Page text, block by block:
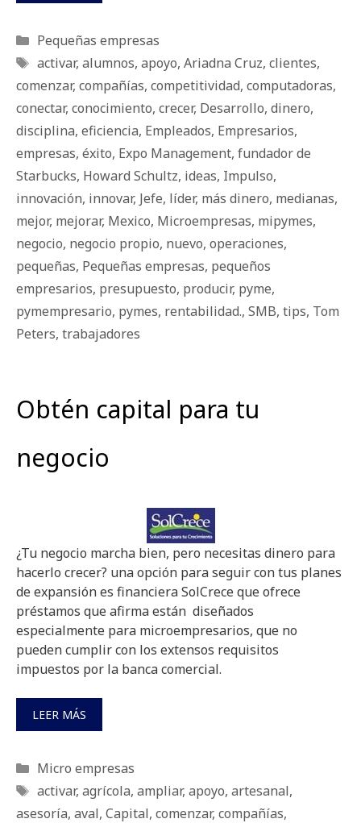
Categorías
Pequeñas empresas
Etiquetas
activar, alumnos, apoyo, Ariadna Cruz, clientes,
comenzar, compañías, competitividad, computadoras,
conectar, conocimiento, crecer, Desarrollo, dinero,
disciplina, eficiencia, Empleados, Empresarios,
empresas, éxito, Expo Management, fundador de
Starbucks, Howard Schultz, ideas, Impulso,
innovación, innovar, Jefe, líder, más dinero, medianas,
mejor, mejorar, Mexico, Microempresas, mipymes,
negocio, negocio propio, nuevo, operaciones,
pequeñas, Pequeñas empresas, pequeños
empresarios, presupuesto, producir, pyme,
pymempresario, pymes, rentabilidad., SMB, tips, Tom
Peters, trabajadores
Obtén capital para tu
negocio
¿Tu negocio marcha bien, pero necesitas dinero para
hacerlo crecer? una opción para seguir con tus planes
de expansión es financiera SolCrece que ofrece
préstamos que afirma están diseñados
especialmente para microempresarios, que no
pueden cumplir con los extensos requisitos
impuestos por la banca comercial.
LEER MÁS
Categorías
Micro empresas
Etiquetas
activar, agrícola, ampliar, apoyo, artesanal,
asesoría, aval, Capital, comenzar, compañías,